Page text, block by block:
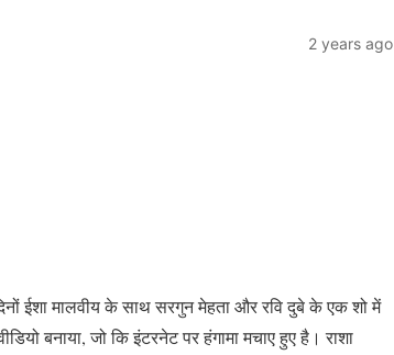
2 years ago
ईशा मालवीय के साथ सरगुन मेहता और रवि दुबे के एक शो में
बनाया, जो कि इंटरनेट पर हंगामा मचाए हुए है। राशा